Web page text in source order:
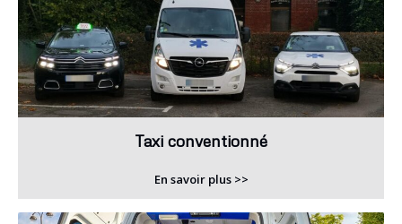
Taxi conventionné
En savoir plus >>